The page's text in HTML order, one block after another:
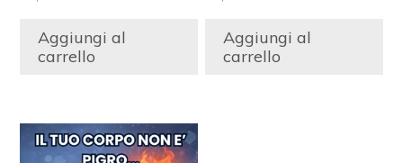
Aggiungi al
carrello
Aggiungi al
carrello